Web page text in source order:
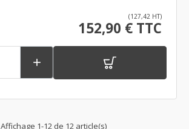
(127,42 HT)
152,90 € TTC

Affichage 1-12 de 12 article(s)